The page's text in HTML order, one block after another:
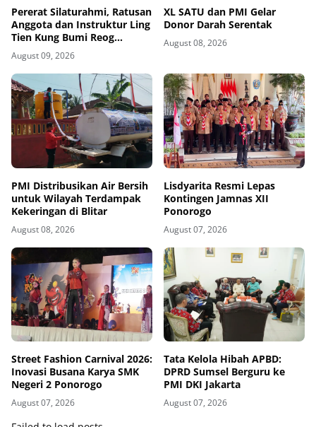
Pererat Silaturahmi, Ratusan
Anggota dan Instruktur Ling
Tien Kung Bumi Reog
Ponorogo Gelar Latihan
Bersama di Embung Pakel
August 09, 2026
XL SATU dan PMI Gelar
Donor Darah Serentak
August 08, 2026
PMI Distribusikan Air Bersih
untuk Wilayah Terdampak
Kekeringan di Blitar
August 08, 2026
Lisdyarita Resmi Lepas
Kontingen Jamnas XII
Ponorogo
August 07, 2026
Street Fashion Carnival 2026:
Inovasi Busana Karya SMK
Negeri 2 Ponorogo
August 07, 2026
Tata Kelola Hibah APBD:
DPRD Sumsel Berguru ke
PMI DKI Jakarta
August 07, 2026